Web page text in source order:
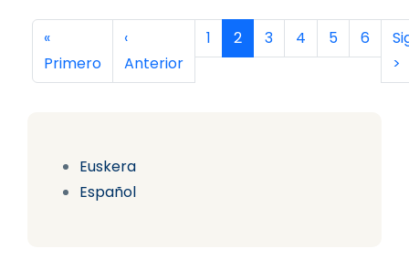
Euskera
Español
Paginación
Primera página
«
Primero
Página anterior
‹
Anterior
Página
1 Página actual
2 Página
3 Página
4 Página
5 Página
6
>